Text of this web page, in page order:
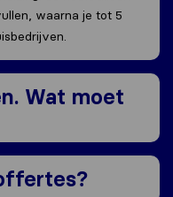
waarna je tot 5
Wat moet